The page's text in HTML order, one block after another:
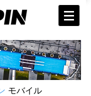
モバイル